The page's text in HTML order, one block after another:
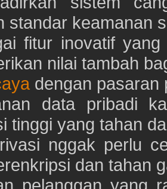
standar keamanan
fitur inovatif
nilai tambah
dengan pasaran
data pribadi
tinggi yang tahan
nggak perlu
dan tahan